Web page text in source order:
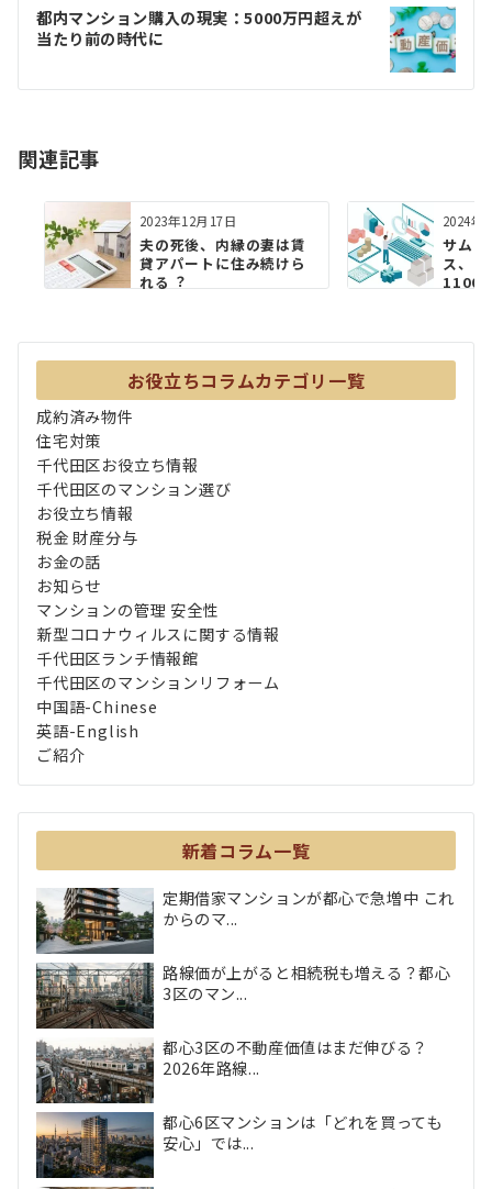
ゲ
ー
シ
ン
都内マンション購入の現実：5000万円超えが
当たり前の時代に
関連記事
2023年12月17日
夫の死後、内縁の妻は賃
貸アパートに住み続けら
れる︖
2024年
サムテ
ス、
1100
お役立ちコラムカテゴリ一覧
成約済み物件
住宅対策
千代田区お役立ち情報
千代田区のマンション選び
お役立ち情報
税金 財産分与
お金の話
お知らせ
マンションの管理 安全性
新型コロナウィルスに関する情報
千代田区ランチ情報館
千代田区のマンションリフォーム
中国語-Chinese
英語-English
ご紹介
新着コラム一覧
定期借家マンションが都心で急増中 これ
からのマ...
路線価が上がると相続税も増える？都心
3区のマン...
都心3区の不動産価値はまだ伸びる？
2026年路線...
都心6区マンションは「どれを買っても
安心」では...